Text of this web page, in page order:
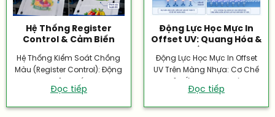
Hệ Thống Register
Control & Cảm Biến
Hệ Thống Kiểm Soát Chồng
Màu (Register Control): Động
Điện &...
Đọc tiếp
Động Lực Học Mực In
Offset UV: Quang Hóa &
Động Lực Học Mực In Offset
UV Trên Màng Nhựa: Cơ Chế
Đọc tiếp